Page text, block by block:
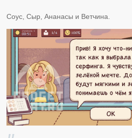
Соус, Сыр, Ананасы и Ветчина.